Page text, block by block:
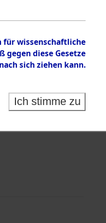
für wissenschaftliche
diese Gesetze
sich ziehen kann.
Ich stimme zu